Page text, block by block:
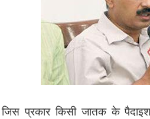
जिस प्रकार किसी जातक के